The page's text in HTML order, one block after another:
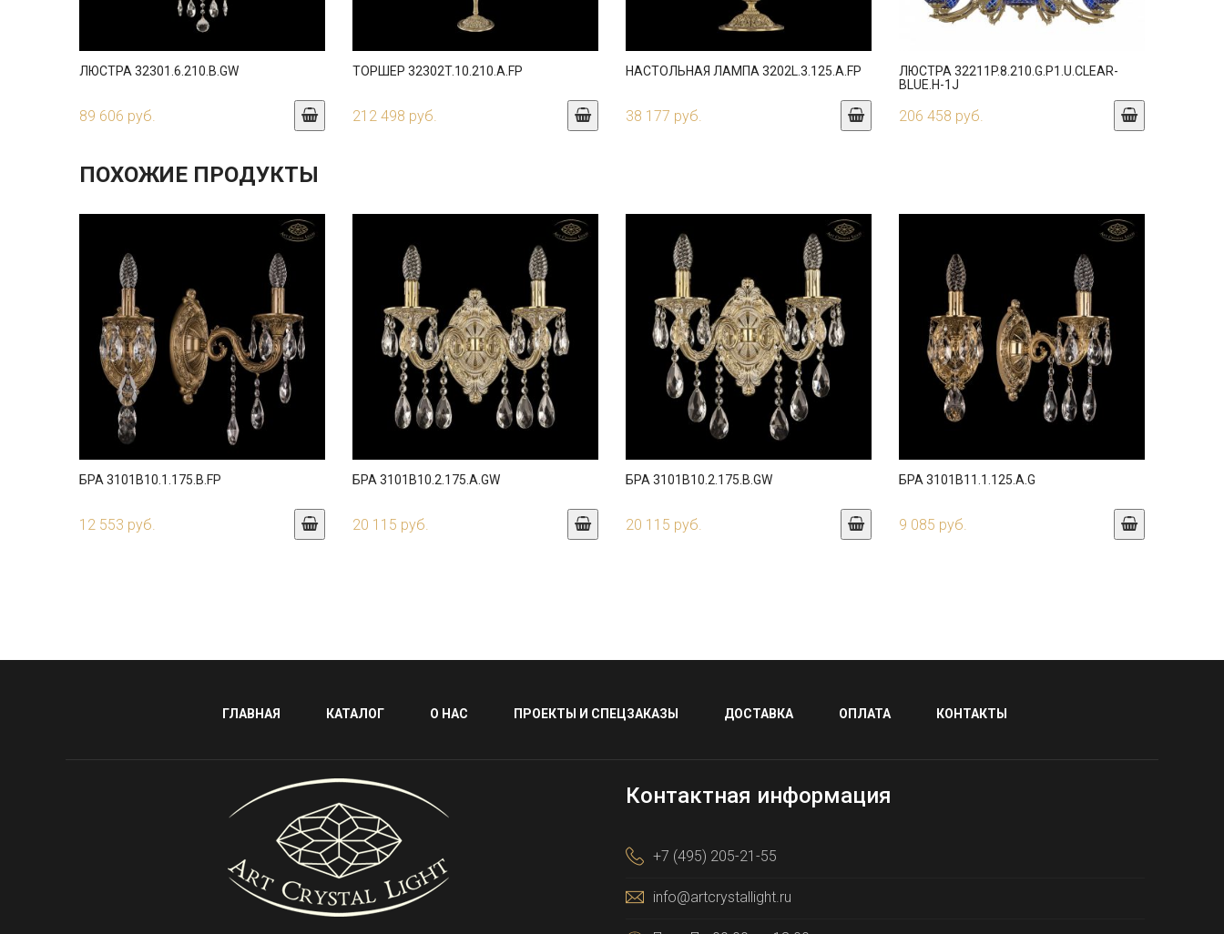
ЛЮСТРА 32301.6.210.B.GW
89 606 руб.
ТОРШЕР 32302T.10.210.A.FP
212 498 руб.
НАСТОЛЬНАЯ ЛАМПА 3202L.3.125.A.FP
38 177 руб.
ЛЮСТРА 32211P.8.210.G.P1.U.CLEAR-
BLUE.H-1J
206 458 руб.
ПОХОЖИЕ ПРОДУКТЫ
БРА 3101B10.1.175.B.FP
12 553 руб.
БРА 3101B10.2.175.A.GW
20 115 руб.
БРА 3101B10.2.175.B.GW
20 115 руб.
БРА 3101B11.1.125.A.G
9 085 руб.
ГЛАВНАЯ КАТАЛОГ О НАС ПРОЕКТЫ И СПЕЦЗАКАЗЫ ДОСТАВКА ОПЛАТА КОНТАКТЫ
Контактная информация
+7 (495) 205-21-55
info@artcrystallight.ru